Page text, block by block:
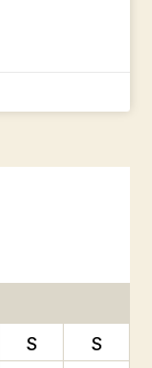
S
S